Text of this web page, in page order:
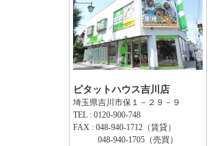
ピタットハウス吉川店
埼玉県吉川市保１－２９－９
TEL : 0120-900-748
FAX : 048-940-1712（賃貸）
048-940-1705（売買）